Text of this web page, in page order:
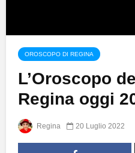
OROSCOPO DI REGINA
L’Oroscopo
Regina oggi
Regina 20 Luglio 2022